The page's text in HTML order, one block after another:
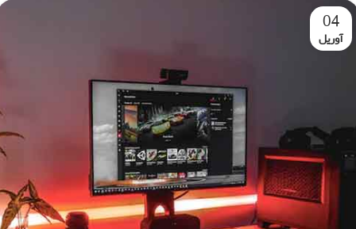
04
آوریل